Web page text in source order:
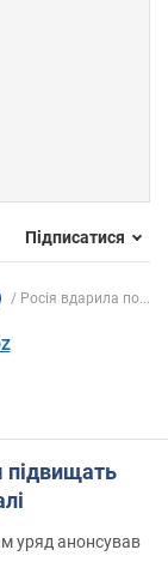
Підписатися
Росія вдарила по...
підвищать
уряд анонсував